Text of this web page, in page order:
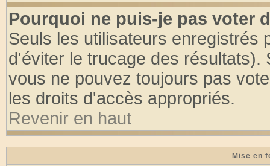
Pourquoi ne puis-je pas voter
Seuls les utilisateurs enregistrés
d'éviter le trucage des
vous ne pouvez toujours pas
les droits d'accès appropriés.
Revenir en haut
Mise en